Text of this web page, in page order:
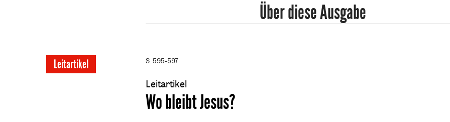
Über diese Ausgabe
Leitartikel S. 595-597
Leitartikel
:
Wo bleibt Jesus?